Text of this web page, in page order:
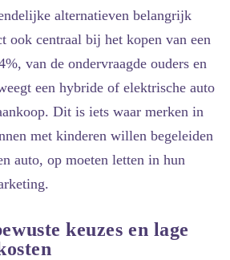
alternatieven belangrijk
ook centraal bij het kopen van een
van de ondervraagde ouders en
een hybride of elektrische auto
Dit is iets waar merken in
met kinderen willen begeleiden
auto, op moeten letten in hun
keuzes en lage